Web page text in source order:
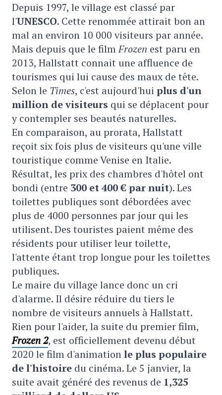
Depuis 1997, le village est classé par
l'UNESCO. Cette renommée attirait bon an
mal an environ 10 000 visiteurs par année.
Mais depuis que le filmFrozen est paru en
2013, Hallstatt connait une affluence de
tourismes qui lui cause des maux de tête.
Selon le Times, c'est aujourd'hui plus d'un
million de visiteurs qui se déplacent pour
y contempler ses beautés naturelles.
En comparaison, au prorata, Hallstatt
reçoit six fois plus de visiteurs qu'une ville
touristique comme Venise en Italie.
Résultat, les prix des chambres d'hôtel ont
bondi (entre 300 et 400 € par nuit). Les
toilettes publiques sont débordées avec
plus de 4000 personnes par jour qui les
utilisent. Des touristes paient même des
résidents pour utiliser leur toilette,
l'attente étant trop longue pour les toilettes
publiques.
Le maire du village lance donc un cri
d'alarme. Il désire réduire du tiers le
nombre de visiteurs annuels à Hallstatt.
Rien pour l'aider, la suite du premier film,
Frozen 2, est officiellement devenu début
2020 le film d'animationle plus populaire
de l'histoire du cinéma. Le 5 janvier, la
suite avait généré des revenus de 1,325